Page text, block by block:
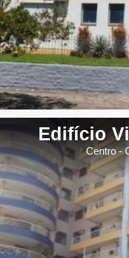
Edifício
Centro -